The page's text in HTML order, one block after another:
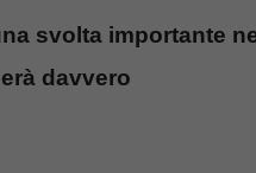
svolta importante
davvero